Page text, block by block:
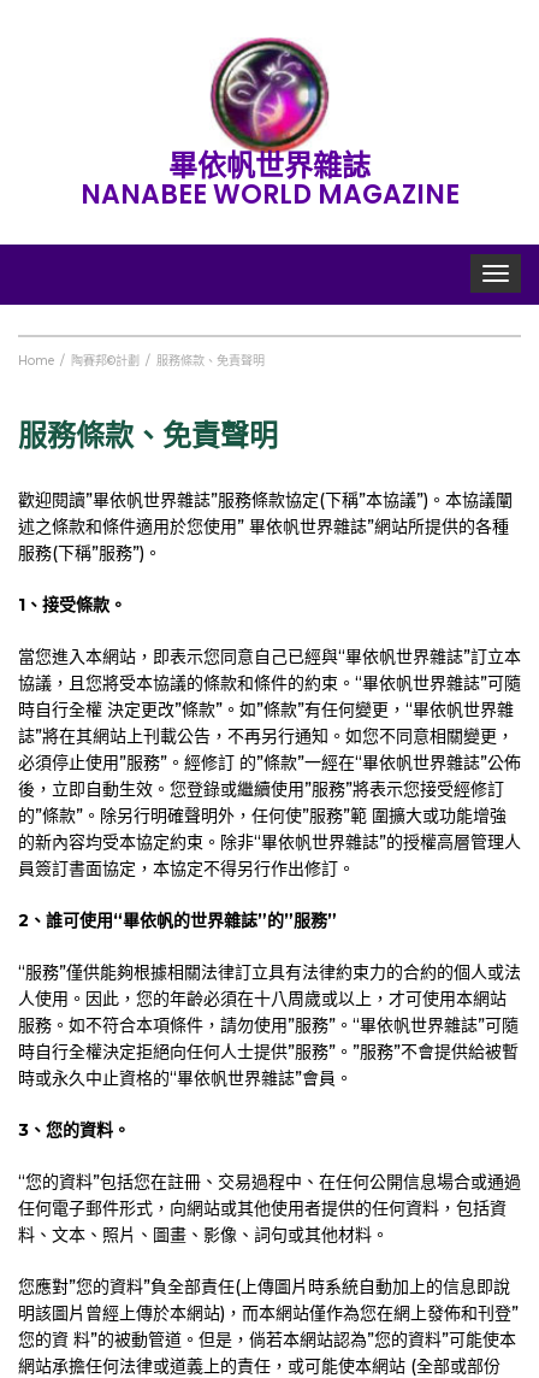
畢依帆世界雜誌
NANABEE WORLD MAGAZINE
Toggle
Home 陶賽邦©計劃 服務條款、免責聲明
服務條款、免責聲明
歡迎閱讀”畢依帆世界雜誌”服務條款協定(下稱”本協議”)。本協議闡
述之條款和條件適用於您使用” 畢依帆世界雜誌”網站所提供的各種
服務(下稱”服務”)。
1 、接受條款。
當您進入本網站，即表示您同意自己已經與“畢依帆世界雜誌”訂立本
協議，且您將受本協議的條款和條件的約束。“畢依帆世界雜誌”可隨
時自行全權 決定更改”條款”。如”條款”有任何變更，“畢依帆世界雜
誌”將在其網站上刊載公告，不再另行通知。如您不同意相關變更，
必須停止使用”服務”。經修訂 的”條款”一經在“畢依帆世界雜誌”公佈
後，立即自動生效。您登錄或繼續使用”服務”將表示您接受經修訂
的”條款”。除另行明確聲明外，任何使”服務”範 圍擴大或功能增強
的新內容均受本協定約束。除非“畢依帆世界雜誌”的授權高層管理人
員簽訂書面協定，本協定不得另行作出修訂。
2 、誰可使用“畢依帆的世界雜誌”的”服務”
“服務”僅供能夠根據相關法律訂立具有法律約束力的合約的個人或法
人使用。因此，您的年齡必須在十八周歲或以上，才可使用本網站
服務。如不符合本項條件，請勿使用”服務”。“畢依帆世界雜誌”可隨
時自行全權決定拒絕向任何人士提供”服務”。”服務”不會提供給被暫
時或永久中止資格的“畢依帆世界雜誌”會員。
3 、您的資料。
“您的資料”包括您在註冊、交易過程中、在任何公開信息場合或通過
任何電子郵件形式，向網站或其他使用者提供的任何資料，包括資
料、文本、照片、圖畫、影像、詞句或其他材料。
您應對”您的資料”負全部責任(上傳圖片時系統自動加上的信息即說
明該圖片曾經上傳於本網站)，而本網站僅作為您在網上發佈和刊登”
您的資 料”的被動管道。但是，倘若本網站認為”您的資料”可能使本
網站承擔任何法律或道義上的責任，或可能使本網站 (全部或部份